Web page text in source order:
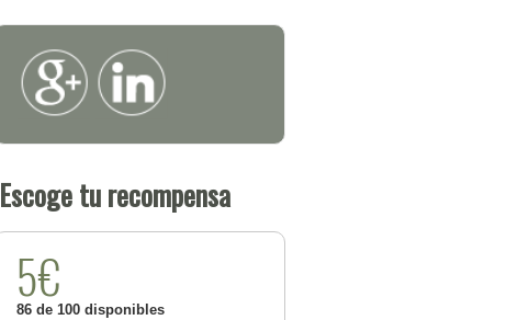
Escoge tu recompensa
5€
86 de 100 disponibles